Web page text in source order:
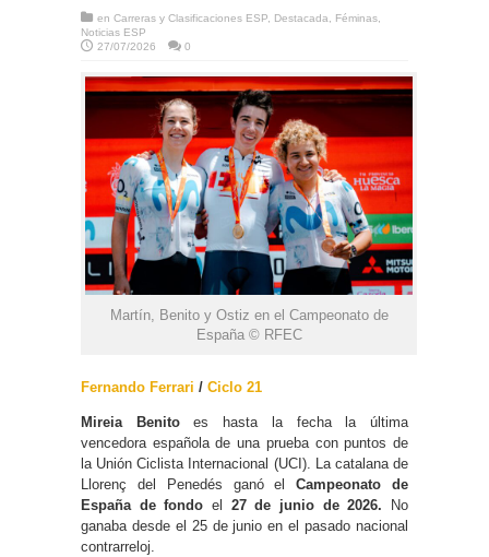
en Carreras y Clasificaciones ESP Destacada Féminas
Noticias ESP
27/07/2026
0
Martín, Benito y Ostiz en el Campeonato de
España © RFEC
Fernando Ferrari / Ciclo 21
Mireia Benitoes hasta la fecha la última
vencedora española de una prueba con puntos de
la Unión Ciclista Internacional (UCI). La catalana de
Llorenç del Penedés ganó elCampeonato de
España de fondo el 27 de junio de 2026.
No
ganaba desde el 25 de junio en el pasado nacional
contrarreloj.